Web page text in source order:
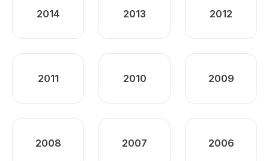
2014 2013 2012
2011 2010 2009
2008 2007 2006